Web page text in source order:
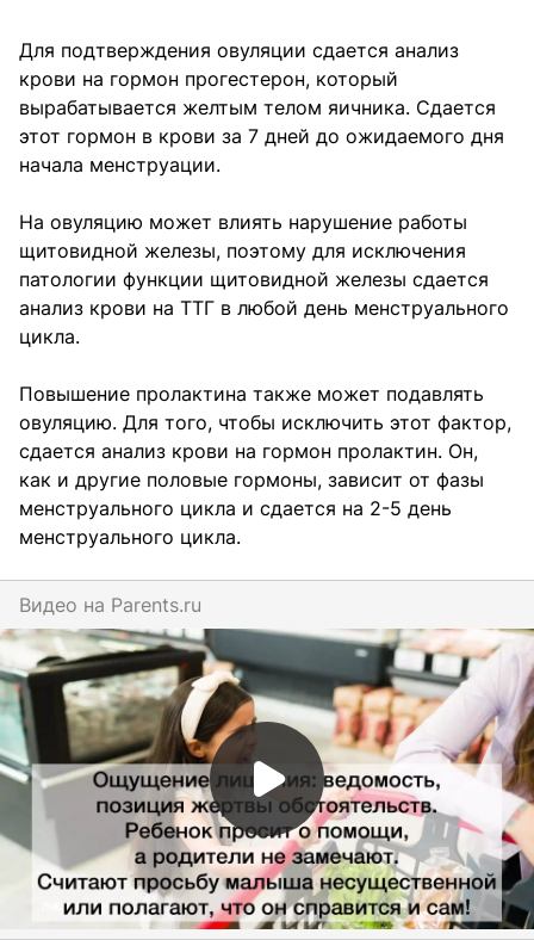
Для подтверждения овуляции сдается анализ
крови на гормон прогестерон, который
вырабатывается желтым телом яичника. Сдается
этот гормон в крови за 7 дней до ожидаемого дня
начала менструации.
На овуляцию может влиять нарушение работы
щитовидной железы, поэтому для исключения
патологии функции щитовидной железы сдается
анализ крови на ТТГ в любой день менструального
цикла.
Повышение пролактина также может подавлять
овуляцию. Для того, чтобы исключить этот фактор,
сдается анализ крови на гормон пролактин. Он,
как и другие половые гормоны, зависит от фазы
менструального цикла и сдается на 2-5 день
менструального цикла.
Видео на parents.ru